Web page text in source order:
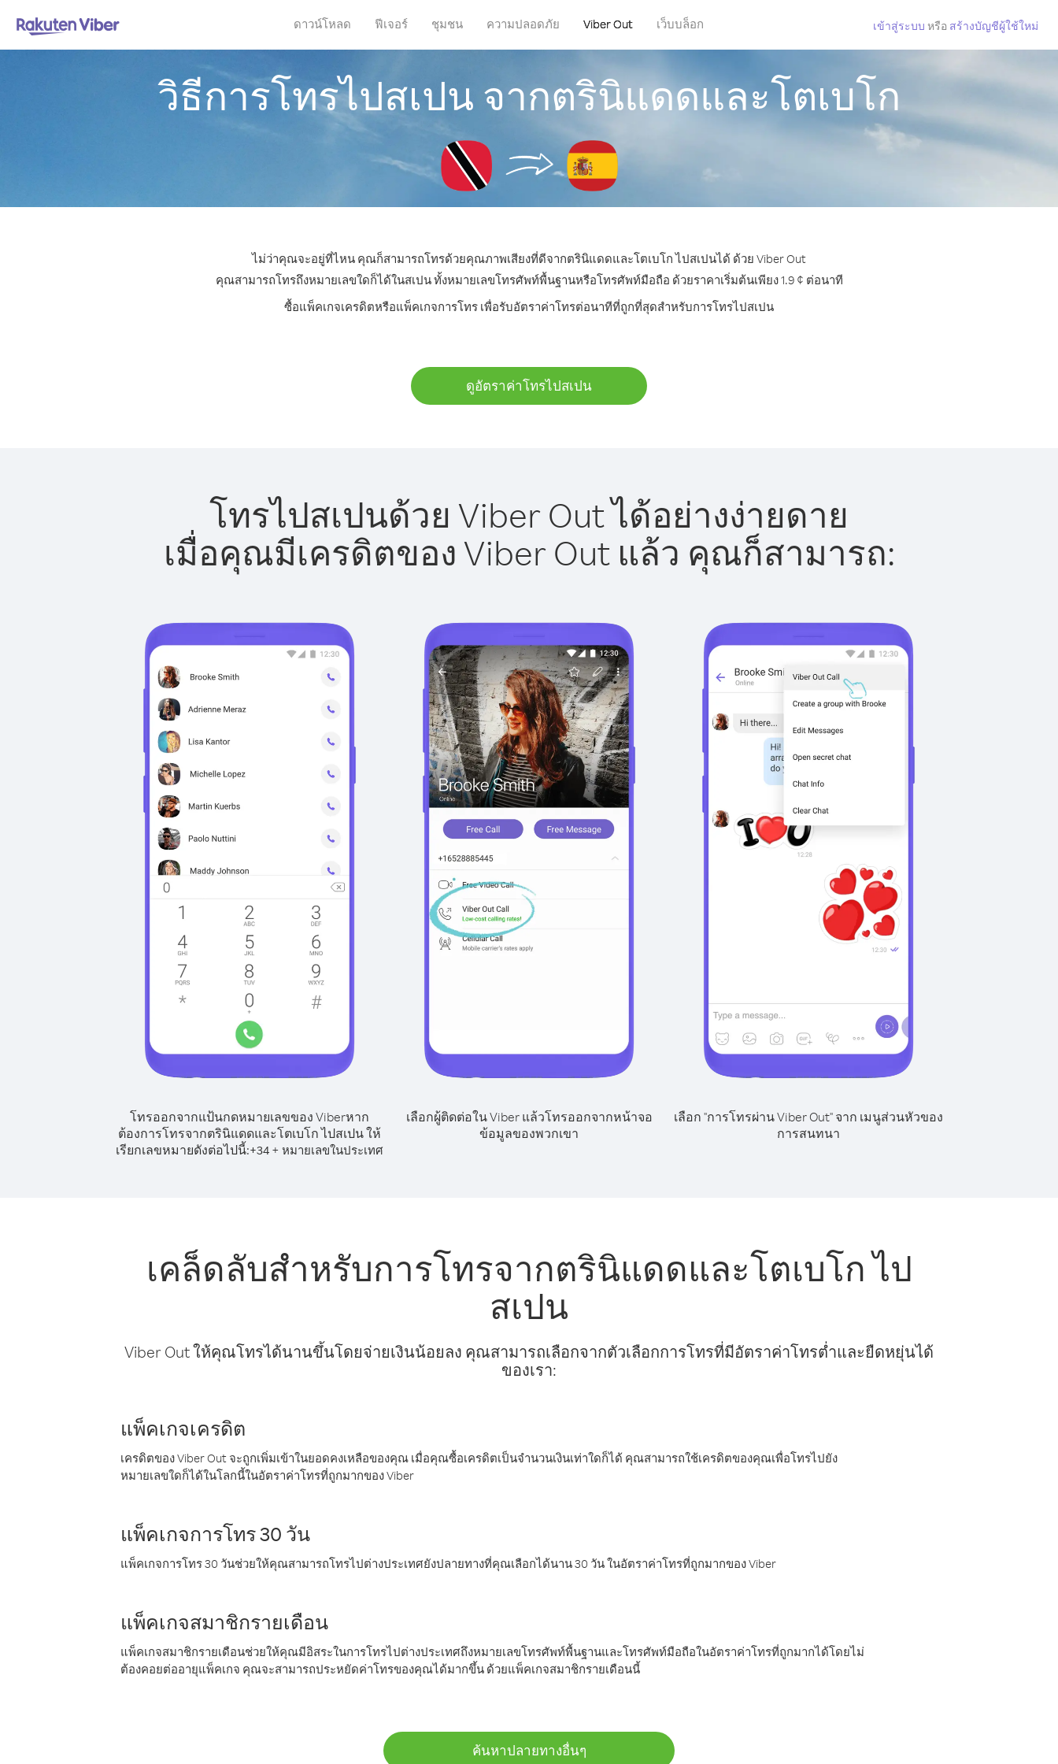
ดาวน์โหลด ฟีเจอร์ ชุมชน ความปลอดภัย Viber Out เว็บบล็อก เข้าสู่ระบบ หรือ สร้างบัญชีผู้ใช้ใหม่
วิธีการโทรไปสเปน จากตรินิแดดและโตเบโก
ไม่ว่าคุณจะอยู่ที่ไหน คุณก็สามารถโทรด้วยคุณภาพเสียงที่ดีจากตรินิแดดและโตเบโก ไปสเปนได้ ด้วย Viber Out
คุณสามารถโทรถึงหมายเลขใดก็ได้ในสเปน ทั้งหมายเลขโทรศัพท์พื้นฐานหรือโทรศัพท์มือถือ ด้วยราคาเริ่มต้นเพียง 1.9 ¢ ต่อนาที
ซื้อแพ็คเกจเครดิตหรือแพ็คเกจการโทร เพื่อรับอัตราค่าโทรต่อนาทีที่ถูกที่สุดสำหรับการโทรไปสเปน
ดูอัตราค่าโทรไปสเปน
โทรไปสเปนด้วย Viber Out ได้อย่างง่ายดาย
เมื่อคุณมีเครดิตของ Viber Out แล้ว คุณก็สามารถ:
โทรออกจากแป้นกดหมายเลขของ Viberหาก
ต้องการโทรจากตรินิแดดและโตเบโก ไปสเปน ให้
เรียกเลขหมายดังต่อไปนี้:+34 + หมายเลขในประเทศ
เลือกผู้ติดต่อใน Viber แล้วโทรออกจากหน้าจอ
ข้อมูลของพวกเขา
เลือก "การโทรผ่าน Viber Out" จาก เมนูส่วนหัวของ
การสนทนา
เคล็ดลับสำหรับการโทรจากตรินิแดดและโตเบโก ไป
สเปน
Viber Out ให้คุณโทรได้นานขึ้นโดยจ่ายเงินน้อยลง คุณสามารถเลือกจากตัวเลือกการโทรที่มีอัตราค่าโทรต่ำและยืดหยุ่นได้
ของเรา:
แพ็คเกจเครดิต
เครดิตของ Viber Out จะถูกเพิ่มเข้าในยอดคงเหลือของคุณ เมื่อคุณซื้อเครดิตเป็นจำนวนเงินเท่าใดก็ได้ คุณสามารถใช้เครดิตของคุณเพื่อโทรไปยัง
หมายเลขใดก็ได้ในโลกนี้ในอัตราค่าโทรที่ถูกมากของ Viber
แพ็คเกจการโทร 30 วัน
แพ็คเกจการโทร 30 วันช่วยให้คุณสามารถโทรไปต่างประเทศยังปลายทางที่คุณเลือกได้นาน 30 วัน ในอัตราค่าโทรที่ถูกมากของ Viber
แพ็คเกจสมาชิกรายเดือน
แพ็คเกจสมาชิกรายเดือนช่วยให้คุณมีอิสระในการโทรไปต่างประเทศถึงหมายเลขโทรศัพท์พื้นฐานและโทรศัพท์มือถือในอัตราค่าโทรที่ถูกมากได้โดยไม่
ต้องคอยต่ออายุแพ็คเกจ คุณจะสามารถประหยัดค่าโทรของคุณได้มากขึ้น ด้วยแพ็คเกจสมาชิกรายเดือนนี้
ค้นหาปลายทางอื่นๆ